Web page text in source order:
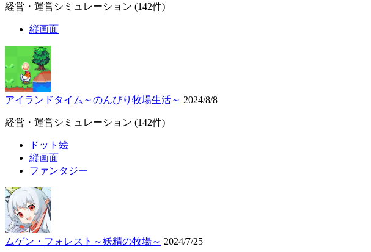
経営・運営シミュレーション (142件)
縦画面
アイランドタイム～のんびり牧場生活～ 2024/8/8
経営・運営シミュレーション (142件)
ドット絵
縦画面
ファンタジー
ムゲン・フォレスト～妖精の牧場～ 2024/7/25